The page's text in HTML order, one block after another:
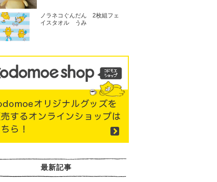
ノラネコぐんだん 2枚組フェ
イスタオル うみ
最新記事